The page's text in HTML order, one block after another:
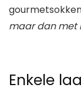
maar dan met
Enkele